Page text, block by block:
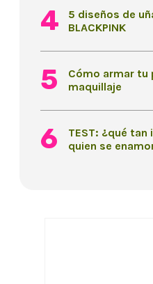
5 diseños de
BLACKPINK
Cómo armar tu
maquillaje
TEST: ¿qué tan
quien se